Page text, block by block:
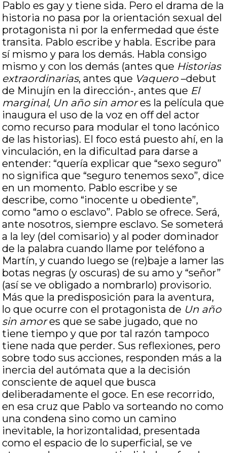
Pablo es gay y tiene sida. Pero el drama de la
historia no pasa por la orientación sexual del
protagonista ni por la enfermedad que éste
transita. Pablo escribe y habla. Escribe para
sí mismo y para los demás. Habla consigo
mismo y con los demás (antes que Historias
extraordinarias, antes que Vaquero–debut
de Minujín en la dirección-, antes que El
marginal, Un año sin amores la película que
inaugura el uso de la voz en off del actor
como recurso para modular el tono lacónico
de las historias). El foco está puesto ahí, en la
vinculación, en la dificultad para darse a
entender: “quería explicar que “sexo seguro”
no significa que “seguro tenemos sexo”, dice
en un momento. Pablo escribe y se
describe, como “inocente u obediente”,
como “amo o esclavo”. Pablo se ofrece. Será,
ante nosotros, siempre esclavo. Se someterá
a la ley (del comisario) y al poder dominador
de la palabra cuando llame por teléfono a
Martín, y cuando luego se (re)baje a lamer las
botas negras (y oscuras) de su amo y “señor”
(así se ve obligado a nombrarlo) provisorio.
Más que la predisposición para la aventura,
lo que ocurre con el protagonista de Un año
sin amores que se sabe jugado, que no
tiene tiempo y que por tal razón tampoco
tiene nada que perder. Sus reflexiones, pero
sobre todo sus acciones, responden más a la
inercia del autómata que a la decisión
consciente de aquel que busca
deliberadamente el goce. En ese recorrido,
en esa cruz que Pablo va sorteando no como
una condena sino como un camino
inevitable, la horizontalidad, presentada
como el espacio de lo superficial, se ve